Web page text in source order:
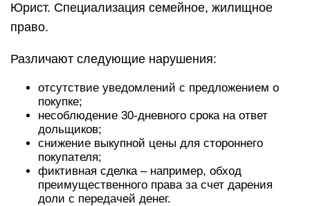
Юрист. Специализация семейное, жилищное
право.
Различают следующие нарушения:
отсутствие уведомлений с предложением о
покупке;
несоблюдение 30-дневного срока на ответ
дольщиков;
снижение выкупной цены для стороннего
покупателя;
фиктивная сделка – например, обход
преимущественного права за счет дарения
доли с передачей денег.